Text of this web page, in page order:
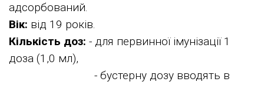
адсорбований.
Вік: від 19 років.
Кількість доз: - для первинної імунізації 1
доза (1,0 мл),
- бустерну дозу вводять в